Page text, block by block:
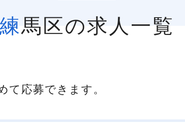
練馬区の求人一覧
て応募できます。